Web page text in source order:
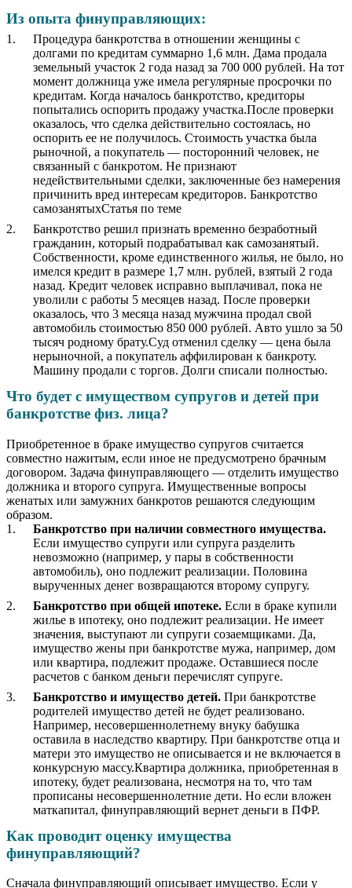
Из опыта финуправляющих:
Процедура банкротства в отношении женщины с
долгами по кредитам суммарно 1,6 млн. Дама продала
земельный участок 2 года назад за 700 000 рублей. На тот
момент должница уже имела регулярные просрочки по
кредитам. Когда началось банкротство, кредиторы
попытались оспорить продажу участка.После проверки
оказалось, что сделка действительно состоялась, но
оспорить ее не получилось. Стоимость участка была
рыночной, а покупатель — посторонний человек, не
связанный с банкротом. Не признают
недействительными сделки, заключенные без намерения
причинить вред интересам кредиторов. Банкротство
самозанятыхСтатья по теме
Банкротство решил признать временно безработный
гражданин, который подрабатывал как самозанятый.
Собственности, кроме единственного жилья, не было, но
имелся кредит в размере 1,7 млн. рублей, взятый 2 года
назад. Кредит человек исправно выплачивал, пока не
уволили с работы 5 месяцев назад. После проверки
оказалось, что 3 месяца назад мужчина продал свой
автомобиль стоимостью 850 000 рублей. Авто ушло за 50
тысяч родному брату.Суд отменил сделку — цена была
нерыночной, а покупатель аффилирован к банкроту.
Машину продали с торгов. Долги списали полностью.
Что будет с имуществом супругов и детей при
банкротстве физ. лица?
Приобретенное в браке имущество супругов считается
совместно нажитым, если иное не предусмотрено брачным
договором. Задача финуправляющего — отделить имущество
должника и второго супруга. Имущественные вопросы
женатых или замужних банкротов решаются следующим
образом.
Банкротство при наличии совместного имущества.
Если имущество супруги или супруга разделить
невозможно (например, у пары в собственности
автомобиль), оно подлежит реализации. Половина
вырученных денег возвращаются второму супругу.
Банкротство при общей ипотеке.Если в браке купили
жилье в ипотеку, оно подлежит реализации. Не имеет
значения, выступают ли супруги созаемщиками. Да,
имущество жены при банкротстве мужа, например, дом
или квартира, подлежит продаже. Оставшиеся после
расчетов с банком деньги перечислят супруге.
Банкротство и имущество детей.При банкротстве
родителей имущество детей не будет реализовано.
Например, несовершеннолетнему внуку бабушка
оставила в наследство квартиру. При банкротстве отца и
матери это имущество не описывается и не включается в
конкурсную массу.Квартира должника, приобретенная в
ипотеку, будет реализована, несмотря на то, что там
прописаны несовершеннолетние дети. Но если вложен
маткапитал, финуправляющий вернет деньги в ПФР.
Как проводит оценку имущества
финуправляющий?
Сначала финуправляющий описывает имущество. Если у